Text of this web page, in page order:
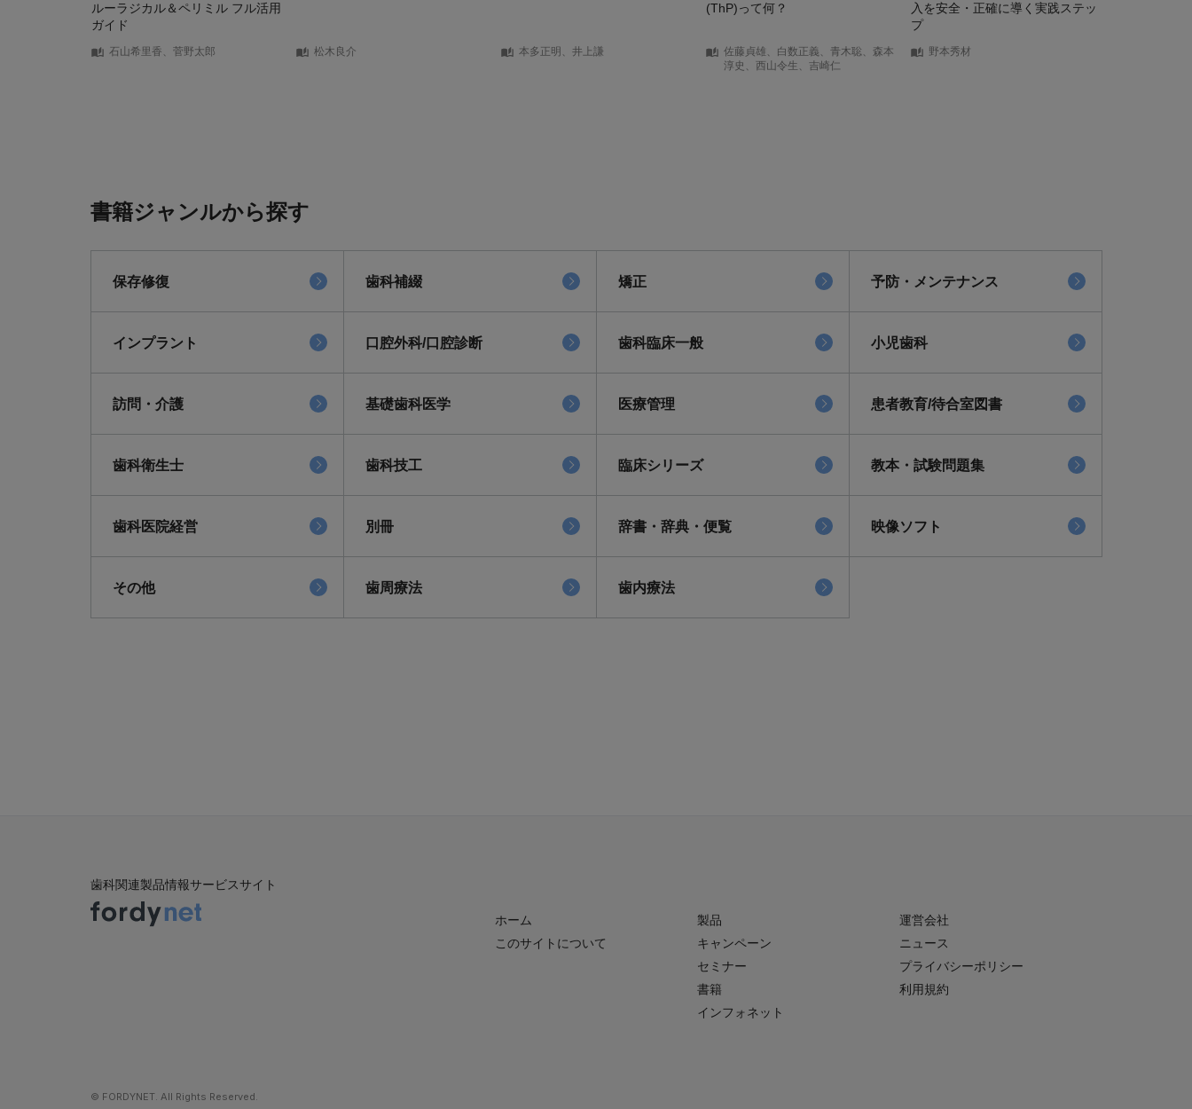
ルーラジカル＆ペリミル フル活用
ガイド
石山希里香、菅野太郎 松木良介 本多正明、井上謙
(ThP)って何？
佐藤貞雄、白数正義、青木聡、森本
淳史、西山令生、吉崎仁
入を安全・正確に導く実践ステッ
プ
野本秀材
書籍ジャンルから探す
保存修復 歯科補綴 矯正 予防・メンテナンス
インプラント 口腔外科/口腔診断 歯科臨床一般 小児歯科
訪問・介護 基礎歯科医学 医療管理 患者教育/待合室図書
歯科衛生士 歯科技工 臨床シリーズ 教本・試験問題集
歯科医院経営 別冊 辞書・辞典・便覧 映像ソフト
その他 歯周療法 歯内療法
歯科関連製品情報サービスサイト
ホーム
このサイトについて
製品
キャンペーン
セミナー
書籍
インフォネット
運営会社
ニュース
プライバシーポリシー
利用規約
©︎ FORDYNET. All Rights Reserved.